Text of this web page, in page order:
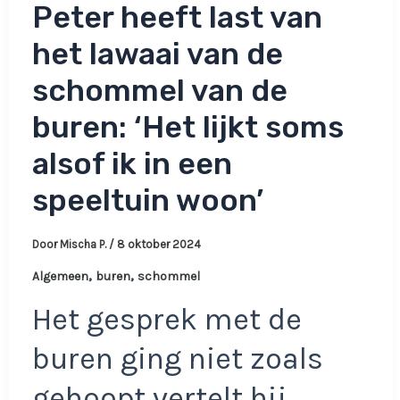
Peter heeft last van
het lawaai van de
schommel van de
buren: ‘Het lijkt soms
alsof ik in een
speeltuin woon’
Door Mischa P. / 8 oktober 2024
Algemeen, buren, schommel
Het gesprek met de
buren ging niet zoals